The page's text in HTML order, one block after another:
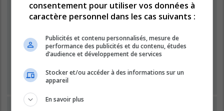
Mot de passe :
Se souvenir de moi
Masquer ma présence lors de cette session
INSCRIPTION
consentement pour utiliser vos données à
caractère personnel dans les cas suivants :
Publicités et contenu personnalisés, mesure de
performance des publicités et du contenu, études
d’audience et développement de services
Stocker et/ou accéder à des informations sur un
appareil
En savoir plus